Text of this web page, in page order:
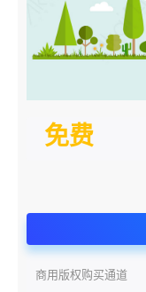
免费
商用版权购买通道